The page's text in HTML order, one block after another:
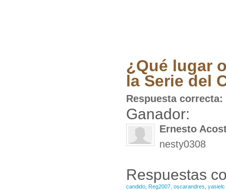
¿Qué lugar
la Serie del
Respuesta correcta:
Ganador:
Ernesto
nesty0308
Respuestas
candido Reg2007 oscarandres yasielc